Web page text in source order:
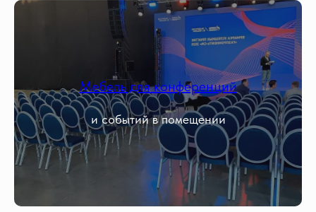
Мебель для конференций
и событий в помещении